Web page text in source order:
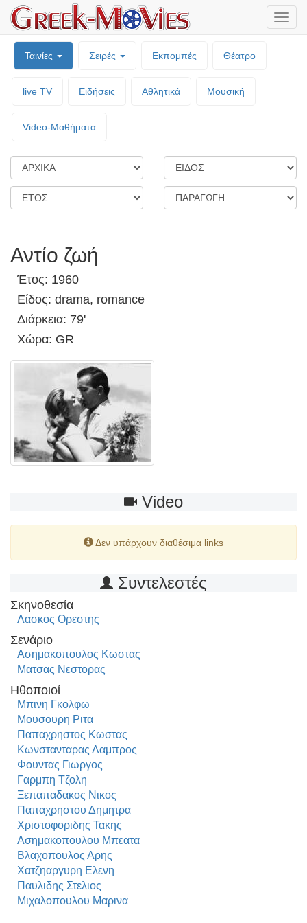
Ταινίες Σειρές Εκπομπές Θέατρο
live TV Ειδήσεις Αθλητικά Μουσική
Video-Mαθήματα
Αντίο ζωή
Έτος: 1960
Είδος: drama, romance
Διάρκεια: 79'
Χώρα: GR
Video
Δεν υπάρχουν διαθέσιμα links
Συντελεστές
Σκηνοθεσία
Λασκος Ορεστης
Σενάριο
Ασημακοπουλος Κωστας
Ματσας Νεστορας
Ηθοποιοί
Μπινη Γκολφω
Μουσουρη Ριτα
Παπαχρηστος Κωστας
Κωνστανταρας Λαμπρος
Φουντας Γιωργος
Γαρμπη Τζολη
Ξεπαπαδακος Νικος
Παπαχρηστου Δημητρα
Χριστοφοριδης Τακης
Ασημακοπουλου Μπεατα
Βλαχοπουλος Αρης
Χατζηαργυρη Ελενη
Παυλιδης Στελιος
Μιχαλοπουλου Μαρινα